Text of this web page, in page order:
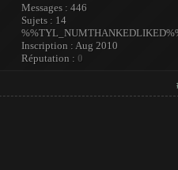
Messages : 446
Sujets : 14
Inscription : Aug 2010
Réputation : 0